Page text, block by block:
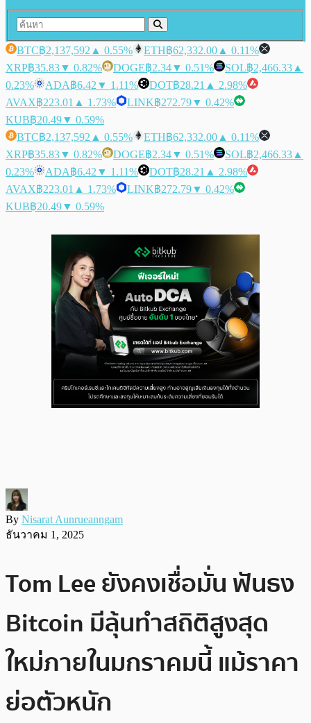
BTC฿2,137,592 ▲ 0.55% ETH฿62,332.00 ▲ 0.11%
XRP฿35.83▼ 0.82% DOGE฿2.34▼ 0.51% SOL฿2,466.33 ▲
0.23%
ADA฿6.42 ▼ 1.11% DOT฿28.21 ▲ 2.98%
AVAX฿223.01 ▲ 1.73% LINK฿272.79▼ 0.42%
KUB฿20.49▼ 0.59%
BTC฿2,137,592 ▲ 0.55% ETH฿62,332.00 ▲ 0.11%
XRP฿35.83▼ 0.82% DOGE฿2.34▼ 0.51% SOL฿2,466.33 ▲
0.23%
ADA฿6.42 ▼ 1.11% DOT฿28.21 ▲ 2.98%
AVAX฿223.01 ▲ 1.73% LINK฿272.79▼ 0.42%
KUB฿20.49▼ 0.59%
By Nisarat Aunrueanngam
ธันวาคม 1, 2025
Tom Lee ยังคงเชื่อมั่น ฟันธง
Bitcoin มีลุ้นทำสถิติสูงสุด
ใหม่ภายในมกราคมนี้ แม้ราคา
ย่อตัวหนัก